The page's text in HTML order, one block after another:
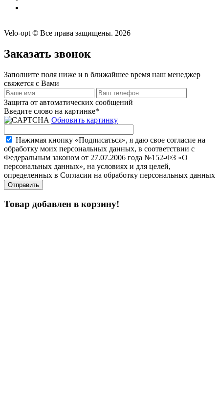
Velo-opt © Все права защищены. 2026
Заказать звонок
Заполните поля ниже и в ближайшее время наш менеджер
свяжется с Вами
Защита от автоматических сообщений
Введите слово на картинке*
Обновить картинку
Нажимая кнопку «Подписаться», я даю свое согласие на
обработку моих персональных данных, в соответствии с
Федеральным законом от 27.07.2006 года №152-ФЗ «О
персональных данных», на условиях и для целей,
определенных в Согласии на обработку персональных данных
Товар добавлен в корзину!